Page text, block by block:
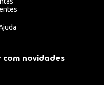
com novidades